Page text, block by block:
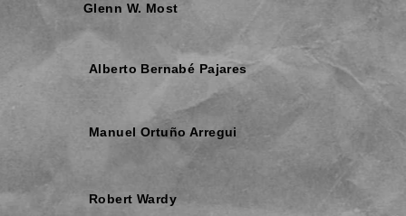
Glenn W. Most
Alberto Bernabé Pajares
Manuel Ortuño Arregui
Robert Wardy